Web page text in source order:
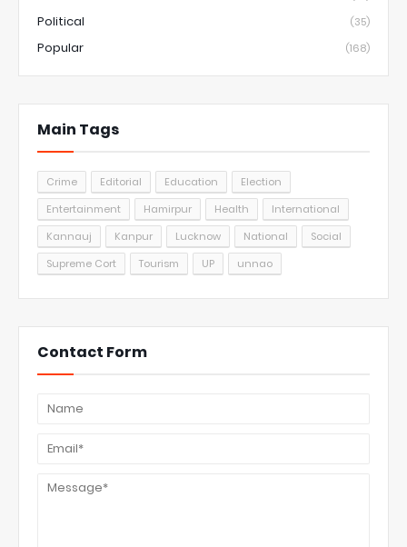
Political (35)
Popular (168)
Main Tags
Crime Editorial Education
Election
Entertainment
Hamirpur Health
International
Kannauj
Kanpur Lucknow National
Social
Supreme Cort
Tourism UP unnao
Contact Form